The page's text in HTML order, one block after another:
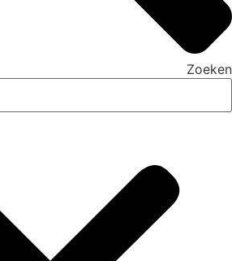
Zoeken